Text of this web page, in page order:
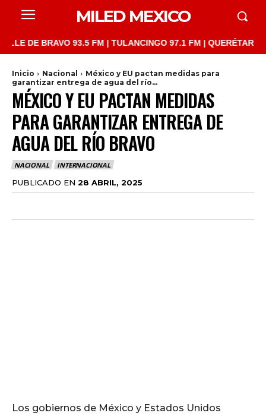
MILED MEXICO
BRAVO 93.5 FM | TULANCINGO 97.1 FM | QUERÉTARO
Inicio Nacional
México y EU pactan medidas para
garantizar entrega de agua del río...
MÉXICO Y EU PACTAN MEDIDAS
PARA GARANTIZAR ENTREGA DE
AGUA DEL RÍO BRAVO
NACIONAL INTERNACIONAL
PUBLICADO EN 28 ABRIL, 2025
Los gobiernos de México y Estados Unidos